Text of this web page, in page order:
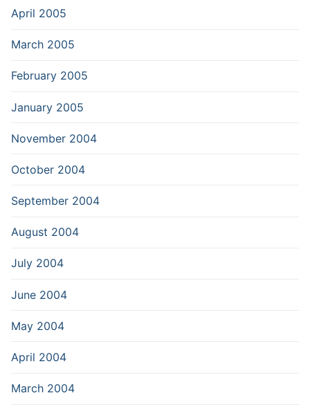
April 2005
March 2005
February 2005
January 2005
November 2004
October 2004
September 2004
August 2004
July 2004
June 2004
May 2004
April 2004
March 2004